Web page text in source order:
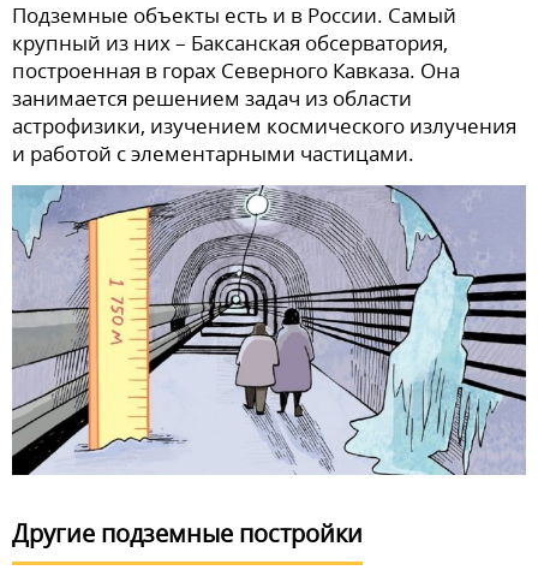
Подземные объекты есть и в России. Самый
крупный из них – Баксанская обсерватория,
построенная в горах Северного Кавказа. Она
занимается решением задач из области
астрофизики, изучением космического излучения
и работой с элементарными частицами.
Другие подземные постройки